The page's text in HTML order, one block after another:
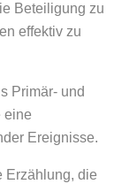
Beteiligung zu
effektiv zu
Primär- und
eine
Ereignisse.
Erzählung, die